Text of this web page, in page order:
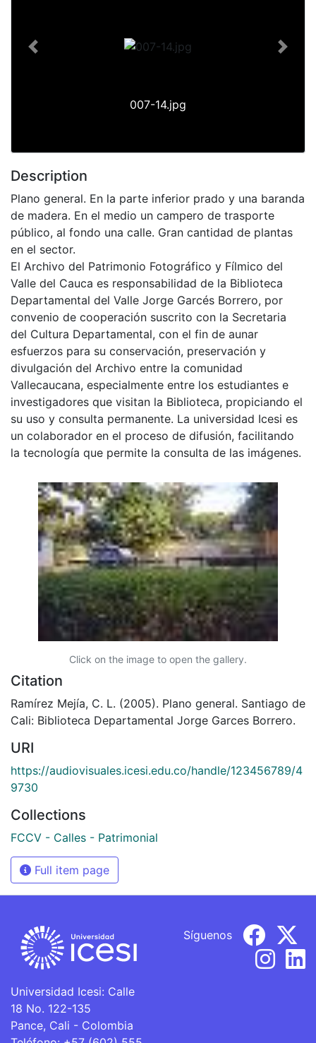
007-14.jpg
Previous Next
Description
Plano general. En la parte inferior prado y una baranda
de madera. En el medio un campero de trasporte
público, al fondo una calle. Gran cantidad de plantas
en el sector.
El Archivo del Patrimonio Fotográfico y Fílmico del
Valle del Cauca es responsabilidad de la Biblioteca
Departamental del Valle Jorge Garcés Borrero, por
convenio de cooperación suscrito con la Secretaria
del Cultura Departamental, con el fin de aunar
esfuerzos para su conservación, preservación y
divulgación del Archivo entre la comunidad
Vallecaucana, especialmente entre los estudiantes e
investigadores que visitan la Biblioteca, propiciando el
su uso y consulta permanente. La universidad Icesi es
un colaborador en el proceso de difusión, facilitando
la tecnología que permite la consulta de las imágenes.
Click on the image to open the gallery.
Citation
Ramírez Mejía, C. L. (2005). Plano general. Santiago de
Cali: Biblioteca Departamental Jorge Garces Borrero.
URI
https://audiovisuales.icesi.edu.co/handle/123456789/4
9730
Collections
FCCV - Calles - Patrimonial
Full item page
Universidad Icesi: Calle
18 No. 122-135
Pance, Cali - Colombia
Síguenos